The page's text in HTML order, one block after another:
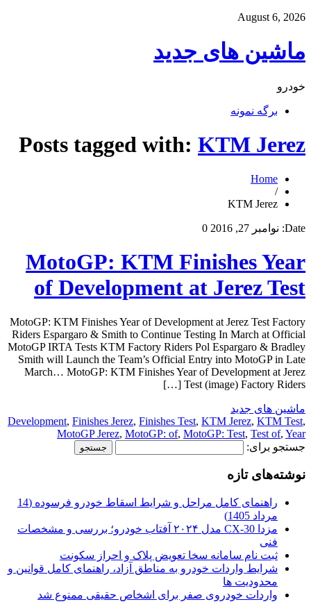
August 6, 2026
ماشین های جدید
خودرو
برگه نمونه
Posts tagged with: KTM Jerez
Home
/
KTM Jerez
Date: نوامبر 27, 2016 0
MotoGP: KTM Finishes Year
of Development at Jerez Test
MotoGP: KTM Finishes Year of Development at Jerez Test Factory
Riders Espargaro & Smith to Continue Testing In March at Official
MotoGP IRTA Tests KTM Factory Riders Pol Espargaro & Bradley
Smith will Launch the Team’s Official Entry into MotoGP in Late
March… MotoGP: KTM Finishes Year of Development at Jerez
Test (image) Factory Riders […]
ماشین های جدید
Development, Finishes Jerez, Finishes Test, KTM Jerez, KTM Test,
MotoGP Jerez, MotoGP: of, MotoGP: Test, Test of, Year
جستجو برای:
نوشته‌های تازه
راهنمای کامل مراحل و شرایط اسقاط خودرو فرسوده (14
مرداد 1405)
مزدا CX-30 مدل ۲۰۲۴ آفتاب خودرو؛ بررسی و مشخصات
فنی
ثبت نام سامانه سخا تعویض پلاک و احراز سکونت
شرایط واردات خودرو به مناطق آزاد، راهنمای کامل قوانین و
محدودیت ها
واردات خودروی صفر برای اشخاص حقیقی ممنوع شد